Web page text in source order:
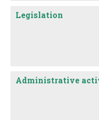
ительменской
сравнительная
Legislation
Administrative